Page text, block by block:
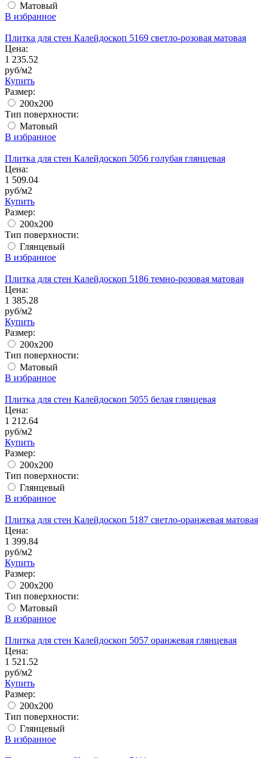
Матовый
В избранное
Плитка для стен Калейдоскоп 5169 светло-розовая матовая
Цена:
1 235.52
руб/м2
Купить
Размер:
200x200
Тип поверхности:
Матовый
В избранное
Плитка для стен Калейдоскоп 5056 голубая глянцевая
Цена:
1 509.04
руб/м2
Купить
Размер:
200x200
Тип поверхности:
Глянцевый
В избранное
Плитка для стен Калейдоскоп 5186 темно-розовая матовая
Цена:
1 385.28
руб/м2
Купить
Размер:
200x200
Тип поверхности:
Матовый
В избранное
Плитка для стен Калейдоскоп 5055 белая глянцевая
Цена:
1 212.64
руб/м2
Купить
Размер:
200x200
Тип поверхности:
Глянцевый
В избранное
Плитка для стен Калейдоскоп 5187 светло-оранжевая матовая
Цена:
1 399.84
руб/м2
Купить
Размер:
200x200
Тип поверхности:
Матовый
В избранное
Плитка для стен Калейдоскоп 5057 оранжевая глянцевая
Цена:
1 521.52
руб/м2
Купить
Размер:
200x200
Тип поверхности:
Глянцевый
В избранное